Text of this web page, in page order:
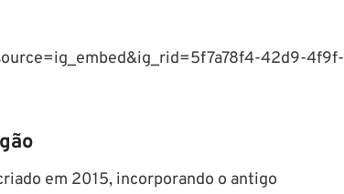
42d9-4f9f-
em 2015, incorporando o antigo